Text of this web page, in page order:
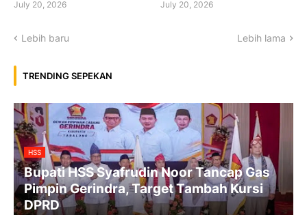
July 20, 2026 July 20, 2026
Lebih baru Lebih lama
TRENDING SEPEKAN
HSS
Bupati HSS Syafrudin Noor Tancap Gas
Pimpin Gerindra, Target Tambah Kursi
DPRD